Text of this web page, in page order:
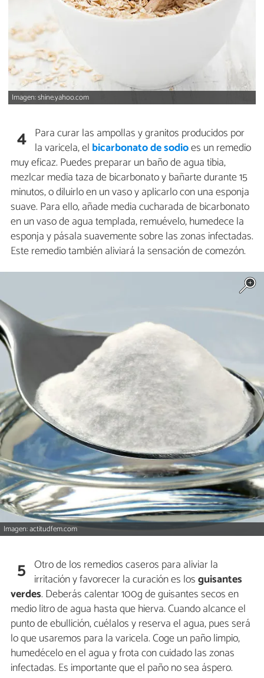
Imagen: shine.yahoo.com
4 Para curar las ampollas y granitos producidos por
la varicela, el bicarbonato de sodioes un remedio
muy eficaz. Puedes preparar un baño de agua tibia,
mezlcar media taza de bicarbonato y bañarte durante 15
minutos, o diluirlo en un vaso y aplicarlo con una esponja
suave. Para ello, añade media cucharada de bicarbonato
en un vaso de agua templada, remuévelo, humedece la
esponja y pásala suavemente sobre las zonas infectadas.
Este remedio también aliviará la sensación de comezón.
Imagen: actitudfem.com
5 Otro de los remedios caseros para aliviar la
irritación y favorecer la curación es losguisantes
verdes. Deberás calentar 100g de guisantes secos en
medio litro de agua hasta que hierva. Cuando alcance el
punto de ebullición, cuélalos y reserva el agua, pues será
lo que usaremos para la varicela. Coge un paño limpio,
humedécelo en el agua y frota con cuidado las zonas
infectadas. Es importante que el paño no sea áspero.